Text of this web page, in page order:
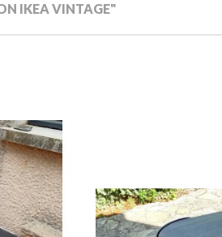
IKEA VINTAGE"
au panier